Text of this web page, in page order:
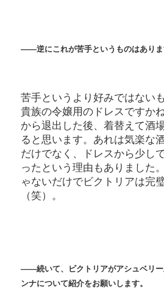
――逆にこれが苦手というものはありま
苦手というより好みではない
貴族の令嬢用のドレスですか
から退出した後、着替えて酒
ると思います。あれは気楽な
だけでなく、ドレスから少し
ったという理由もありました
ゃないだけでビクトリアは完
（笑）。
――続いて、ビクトリアがアシュベリー
ンナについて紹介をお願いします。